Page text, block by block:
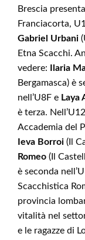
Brescia
Franciacorta,
Gabriel Urbani
Etna Scacchi.
vedere:
Ilaria
Bergamasca) è
nell’U8F e Laya
è terza.
Accademia del
Ieva Borroi (Il
Romeo (Il
è seconda
Scacchistica
provincia
vitalità nel
e le ragazze di